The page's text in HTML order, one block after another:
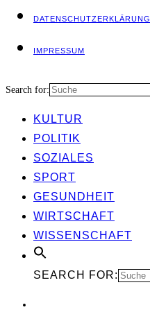
DATEN­SCHUTZ­ER­KLÄ­RUNG
IMPRES­SUM
Search for:
KUL­TUR
POLI­TIK
SOZIA­LES
SPORT
GESUND­HEIT
WIRT­SCHAFT
WIS­SEN­SCHAFT
SEARCH FOR: